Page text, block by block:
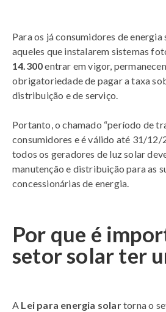
Para os já consumidores de energia
aqueles que instalarem sistemas
14.300entrar em vigor,
obrigatoriedade de pagar a taxa
distribuição e de serviço.
Portanto, o chamado “período de
consumidores e é válido até 31/12/
todos os geradores de luz solar
manutenção e distribuição para as
concessionárias de energia.
Por que é
setor solar ter
A Lei para energia solartorna o